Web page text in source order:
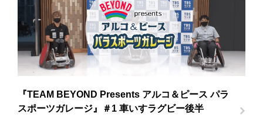
『TEAM BEYOND Presents アルコ＆ピース パラ
スポーツガレージ』＃1 車いすラグビー後半